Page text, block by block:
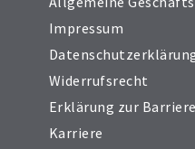
Impressum
Widerrufsrecht
Erklärung zur
Karriere